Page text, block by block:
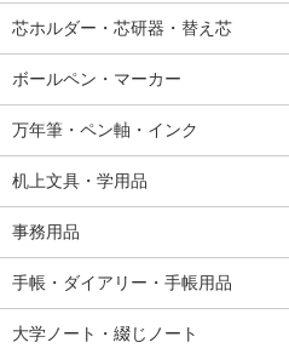
芯ホルダー・芯研器・替え芯
ボールペン・マーカー
万年筆・ペン軸・インク
机上文具・学用品
事務用品
手帳・ダイアリー・手帳用品
大学ノート・綴じノート